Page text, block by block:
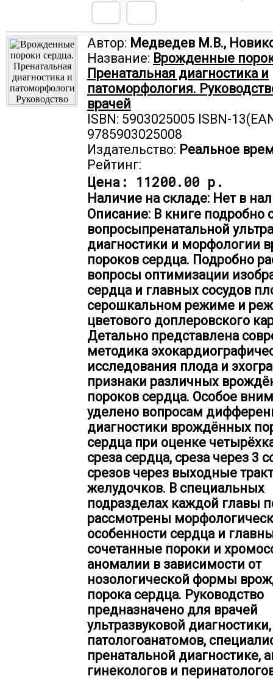
Автор: Медведев М.В.,
Название: Врожденные
Пренатальная диагностика и
патоморфология.
врачей
ISBN: 5903025005 ISBN-
9785903025008
Издательство: Реальное
Рейтинг:
Цена: 11200.00 р.
Наличие на складе: Нет в
Описание: В книге
вопросыпренатальной
диагностики и морфологии
пороков сердца. Подробно
вопросы оптимизации
сердца и главных сосудов
серошкальном режиме и
цветового доплеровского
Детально представлена
методика
исследования плода и
признаки различных
пороков сердца. Особое
уделено вопросам
диагностики врождённых
сердца при оценке
среза сердца, среза через 3
срезов через выходные
желудочков. В специальных
подразделах каждой главы
рассмотрены
особенности сердца и
сочетанные пороки и
аномалии в зависимости от
нозологической формы
порока сердца. Руководство
предназначено для врачей
ультразвуковой диагностики,
патологоанатомов,
пренатальной диагностике,
гинекологов и